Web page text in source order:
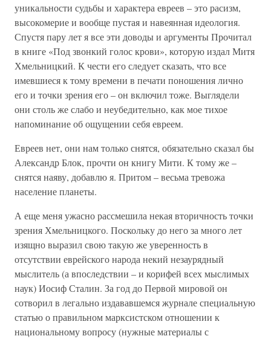
уникальности судьбы и характера евреев – это расизм,
высокомерие и вообще пустая и навеянная идеология.
Спустя пару лет я все эти доводы и аргументы Прочитал
в книге «Под звонкий голос крови», которую издал Митя
Хмельницкий. К чести его следует сказать, что все
имевшиеся к тому времени в печати поношения лично
его и точки зрения его – он включил тоже. Выглядели
они столь же слабо и неубедительно, как мое тихое
напоминание об ощущении себя евреем.
Евреев нет, они нам только снятся, обязательно сказал бы
Александр Блок, прочти он книгу Мити. К тому же –
снятся наяву, добавлю я. Притом – весьма тревожа
население планеты.
А еще меня ужасно рассмешила некая вторичность точки
зрения Хмельницкого. Поскольку до него за много лет
изящно выразил свою такую же уверенность в
отсутствии еврейского народа некий незаурядный
мыслитель (а впоследствии – и корифей всех мыслимых
наук) Иосиф Сталин. За год до Первой мировой он
сотворил в легально издававшемся журнале специальную
статью о правильном марксистском отношении к
национальному вопросу (нужные материалы с